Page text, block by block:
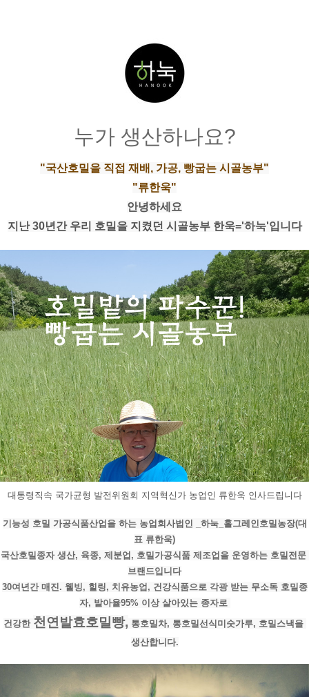
누가 생산하나요?
"국산호밀을 직접 재배, 가공, 빵굽는 시골농부"
"류한욱"
안녕하세요
지난 30년간 우리 호밀을 지켰던 시골농부 한욱='하눅'입니다
대통령직속 국가균형 발전위원회 지역혁신가 농업인 류한욱 인사드립니다
기능성 호밀 가공식품산업을 하는 농업회사법인 _하눅_홀그레인호밀농장(대
표 류한욱)
국산호밀종자 생산, 육종, 제분업, 호밀가공식품 제조업을 운영하는 호밀전문
브랜드입니다
30여년간 매진. 웰빙, 힐링, 치유농업, 건강식품으로 각광 받는 무소독 호밀종
자, 발아율95% 이상 살아있는 종자로
건강한 천연발효호밀빵, 통호밀차, 통호밀선식미숫가루, 호밀스낵을
생산합니다.